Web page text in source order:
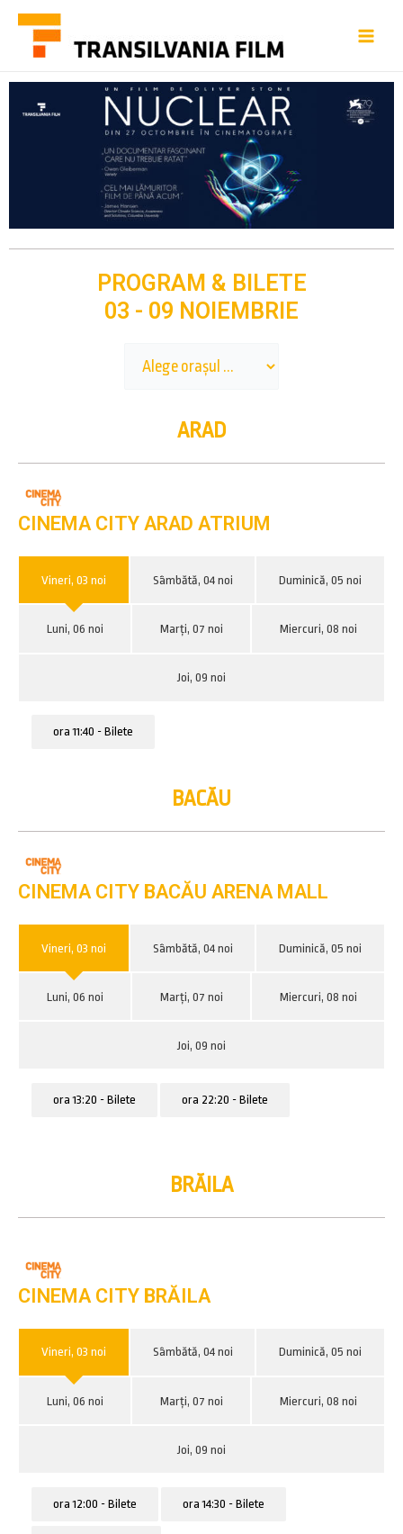
PROGRAM & BILETE
03 - 09 NOIEMBRIE
ARAD
CINEMA CITY ARAD ATRIUM
Vineri, 03 noi Sâmbătă, 04 noi Duminică, 05 noi
Luni, 06 noi Marți, 07 noi Miercuri, 08 noi
Joi, 09 noi
ora 11:40 - Bilete
BACĂU
CINEMA CITY BACĂU ARENA MALL
Vineri, 03 noi Sâmbătă, 04 noi Duminică, 05 noi
Luni, 06 noi Marți, 07 noi Miercuri, 08 noi
Joi, 09 noi
ora 13:20 - Bilete ora 22:20 - Bilete
BRĂILA
CINEMA CITY BRĂILA
Vineri, 03 noi Sâmbătă, 04 noi Duminică, 05 noi
Luni, 06 noi Marți, 07 noi Miercuri, 08 noi
Joi, 09 noi
ora 12:00 - Bilete ora 14:30 - Bilete